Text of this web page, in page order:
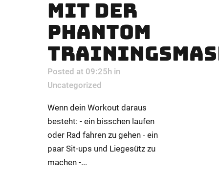
MIT DER
PHANTOM
Posted at 09:25h in
Uncategorized
Wenn dein Workout daraus
besteht: - ein bisschen laufen
oder Rad fahren zu gehen - ein
paar Sit-ups und Liegesütz zu
machen -...